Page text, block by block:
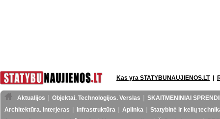
Kas yra STATYBUNAUJIENOS.LT|
Aktualijos Objektai. Technologijos. Verslas
SKAITMENINIAI
Architektūra. Interjeras
Infrastruktūra Aplinka
Statybinė ir kelių